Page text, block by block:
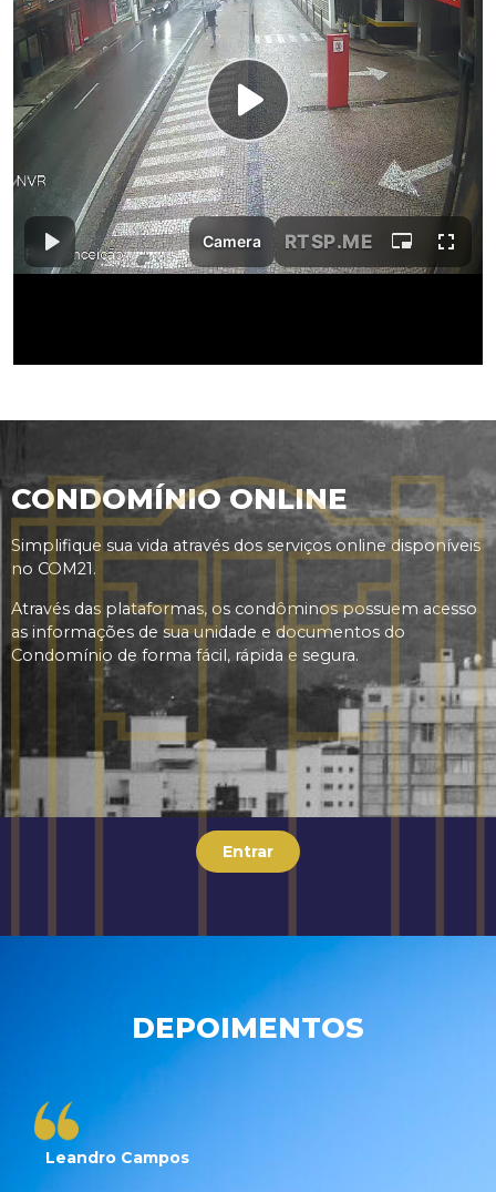
CONDOMÍNIO ONLINE
Simplifique sua vida através dos serviços online disponíveis
no COM21.
Através das plataformas, os condôminos possuem acesso
as informações de sua unidade e documentos do
Condomínio de forma fácil, rápida e segura.
Entrar
DEPOIMENTOS
Leandro Campos